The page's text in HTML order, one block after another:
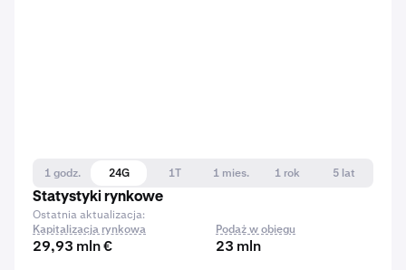
1 godz. 24G 1T 1 mies. 1 rok
5 lat
Statystyki rynkowe
Ostatnia aktualizacja:
Kapitalizacja rynkowa
29,93 mln €
Podaż w obiegu
23 mln